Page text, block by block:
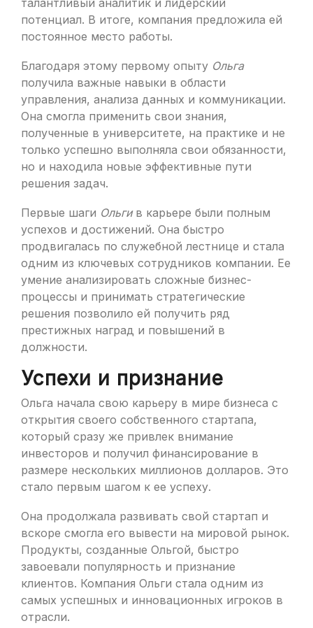
талантливый аналитик и лидерский
потенциал. В итоге, компания предложила ей
постоянное место работы.
Благодаря этому первому опыту Ольга
получила важные навыки в области
управления, анализа данных и коммуникации.
Она смогла применить свои знания,
полученные в университете, на практике и не
только успешно выполняла свои обязанности,
но и находила новые эффективные пути
решения задач.
Первые шаги Ольгив карьере были полным
успехов и достижений. Она быстро
продвигалась по служебной лестнице и стала
одним из ключевых сотрудников компании. Ее
умение анализировать сложные бизнес-
процессы и принимать стратегические
решения позволило ей получить ряд
престижных наград и повышений в
должности.
Успехи и признание
Ольга начала свою карьеру в мире бизнеса с
открытия своего собственного стартапа,
который сразу же привлек внимание
инвесторов и получил финансирование в
размере нескольких миллионов долларов. Это
стало первым шагом к ее успеху.
Она продолжала развивать свой стартап и
вскоре смогла его вывести на мировой рынок.
Продукты, созданные Ольгой, быстро
завоевали популярность и признание
клиентов. Компания Ольги стала одним из
самых успешных и инновационных игроков в
отрасли.